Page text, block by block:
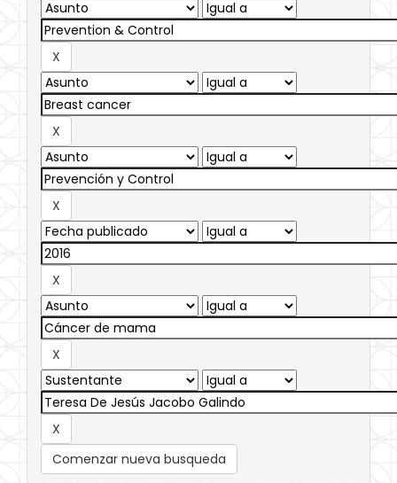
Comenzar nueva busqueda